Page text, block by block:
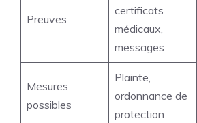
Preuves
certificats
médicaux,
messages
Mesures
possibles
Plainte,
ordonnance de
protection